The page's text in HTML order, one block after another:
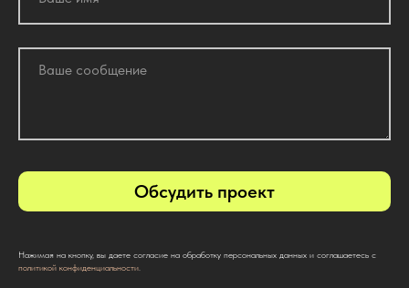
Обсудить проект
Нажимая на кнопку, вы даете согласие на обработку персональных данных и соглашаетесь c
политикой конфиденциальности